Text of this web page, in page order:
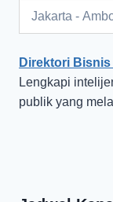
Direktori
Lengkapi
publik yang